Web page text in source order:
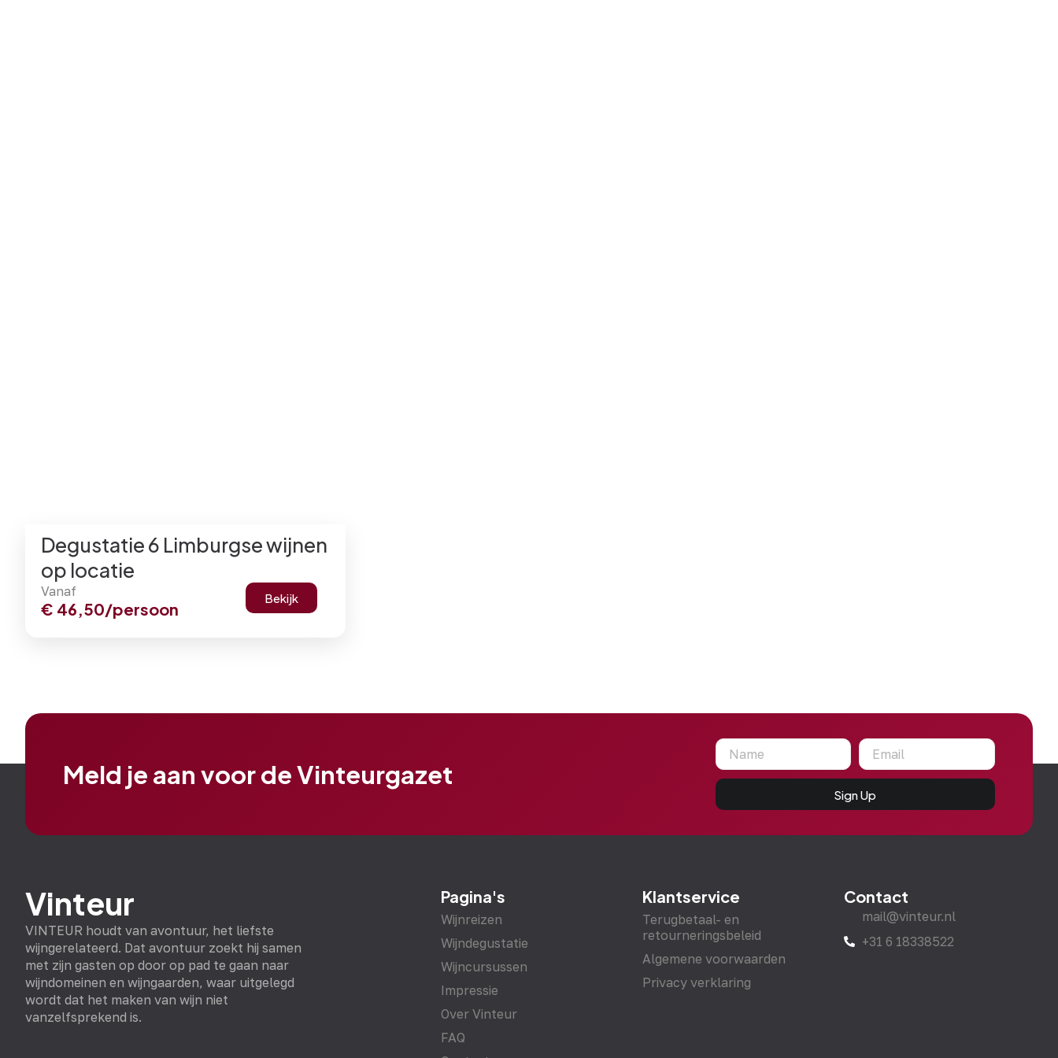
Degustatie 6 Limburgse wijnen
op locatie
Vanaf
€ 46,50/persoon
Bekijk
Meld je aan voor de Vinteurgazet
Sign Up
Vinteur
VINTEUR houdt van avontuur, het liefste
wijngerelateerd. Dat avontuur zoekt hij samen
met zijn gasten op door op pad te gaan naar
wijndomeinen en wijngaarden, waar uitgelegd
wordt dat het maken van wijn niet
vanzelfsprekend is.
Pagina's
Wijnreizen
Wijndegustatie
Wijncursussen
Impressie
Over Vinteur
FAQ
Klantservice
Terugbetaal- en
retourneringsbeleid
Algemene voorwaarden
Privacy verklaring
Contact
mail@vinteur.nl
+31 6 18338522